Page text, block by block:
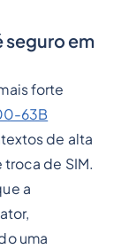
seguro em
forte
63B
de alta
de SIM.
a
uma